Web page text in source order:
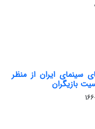
سینمای ایران از منظر
بازیگران